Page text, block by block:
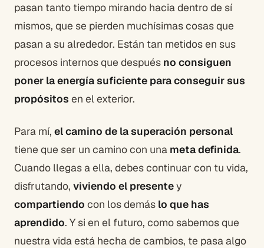
pasan tanto tiempo mirando hacia dentro de sí
mismos, que se pierden muchísimas cosas que
pasan a su alrededor. Están tan metidos en sus
procesos internos que después no consiguen
poner la energía suficiente para conseguir sus
propósitos en el exterior.
Para mí, el camino de la superación personal
tiene que ser un camino con una meta definida.
Cuando llegas a ella, debes continuar con tu vida,
disfrutando, viviendo el presentey
compartiendo con los demás lo que has
aprendido. Y si en el futuro, como sabemos que
nuestra vida está hecha de cambios, te pasa algo